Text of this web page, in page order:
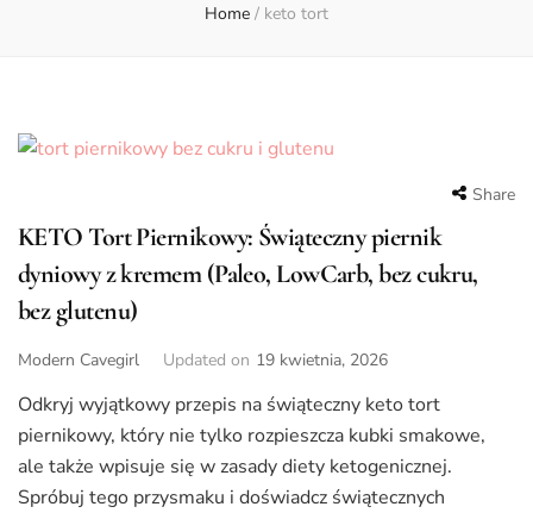
Home / keto tort
Share
KETO Tort Piernikowy: Świąteczny piernik
dyniowy z kremem (Paleo, LowCarb, bez cukru,
bez glutenu)
Modern Cavegirl Updated on 19 kwietnia, 2026
Odkryj wyjątkowy przepis na świąteczny keto tort
piernikowy, który nie tylko rozpieszcza kubki smakowe,
ale także wpisuje się w zasady diety ketogenicznej.
Spróbuj tego przysmaku i doświadcz świątecznych